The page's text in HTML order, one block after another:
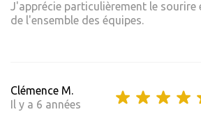
J'apprécie particulièrement le sourire
de l'ensemble des équipes.
Clémence M.
Il y a 6 années